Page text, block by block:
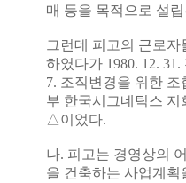
매 등을 목적으로 설
그런데 피고의 근로자
하였다가 1980. 12.
7. 조직변경을 위한 조
부 한국시그네틱스 지
△이었다.
나. 피고는 경영상의
을 건축하는 사업계획